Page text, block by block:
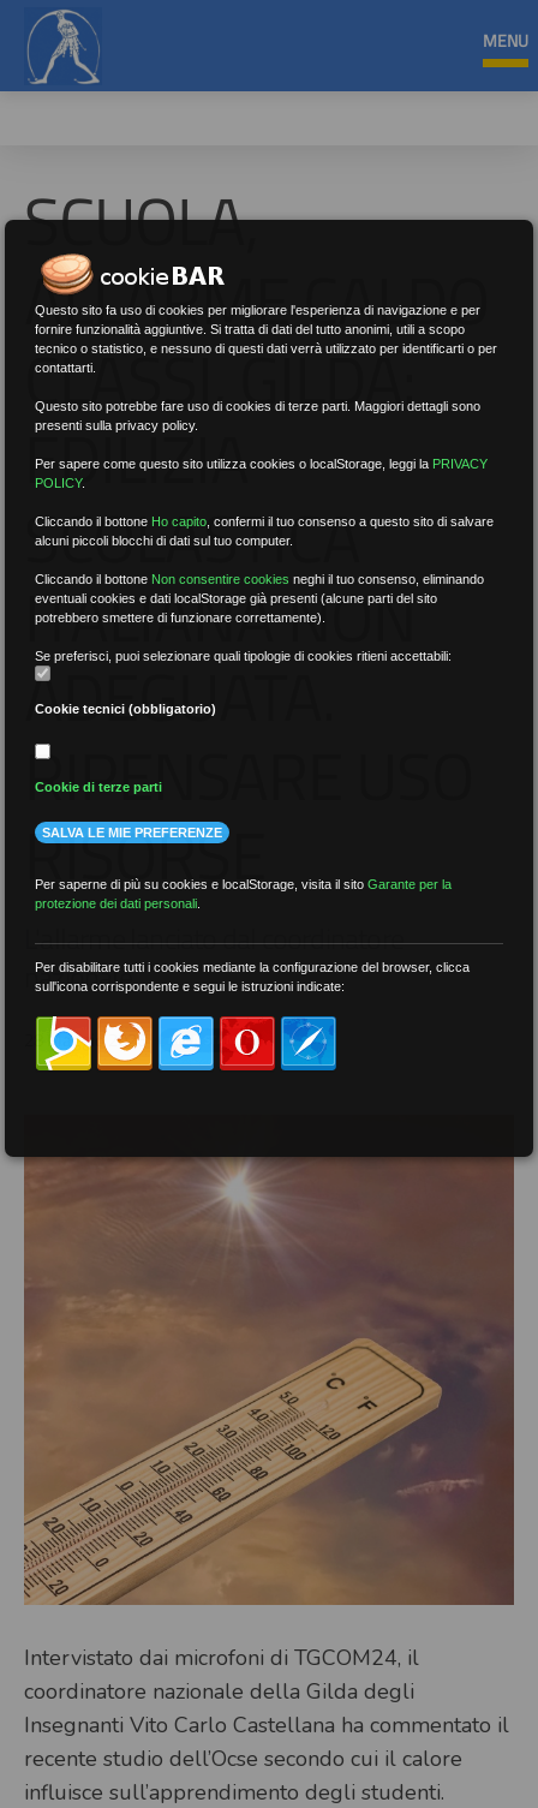
MENU
SCUOLA,
ALLARME CALDO
CLASSI, GILDA:
EDILIZIA
SCOLASTICA
ITALIANA NON
ADEGUATA.
RIPENSARE USO
RISORSE
L'allarme lanciato dal coordinatore
nazionale
28 Maggio 2026 AREA STAMPA
Intervistato dai microfoni di TGCOM24, il
coordinatore nazionale della Gilda degli
Insegnanti Vito Carlo Castellana ha commentato il
recente studio dell’Ocse secondo cui il calore
influisce sull’apprendimento degli studenti.
Questo sito fa uso di cookies per migliorare l'esperienza di navigazione e per
fornire funzionalità aggiuntive. Si tratta di dati del tutto anonimi, utili a scopo
tecnico o statistico, e nessuno di questi dati verrà utilizzato per identificarti o per
contattarti.
Questo sito potrebbe fare uso di cookies di terze parti. Maggiori dettagli sono
presenti sulla privacy policy.
Per sapere come questo sito utilizza cookies o localStorage, leggi la PRIVACY
POLICY.
Cliccando il bottone Ho capito ,confermi il tuo consenso a questo sito di salvare
alcuni piccoli blocchi di dati sul tuo computer.
Cliccando il bottone Non consentire cookies neghi il tuo consenso, eliminando
eventuali cookies e dati localStorage già presenti (alcune parti del sito
potrebbero smettere di funzionare correttamente).
Se preferisci, puoi selezionare quali tipologie di cookies ritieni accettabili:
Cookie tecnici (obbligatorio)
Cookie di terze parti
SALVA LE MIE PREFERENZE
Per saperne di più su cookies e localStorage, visita il sitoGarante per la
protezione dei dati personali
Per disabilitare tutti i cookies mediante la configurazione del browser, clicca
sull'icona corrispondente e segui le istruzioni indicate: